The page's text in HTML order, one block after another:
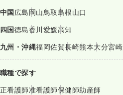
中国広島岡山鳥取島根山口
四国徳島香川愛媛高知
九州・沖縄福岡佐賀長崎熊本大分宮崎
職種で探す
正看護師准看護師保健師助産師